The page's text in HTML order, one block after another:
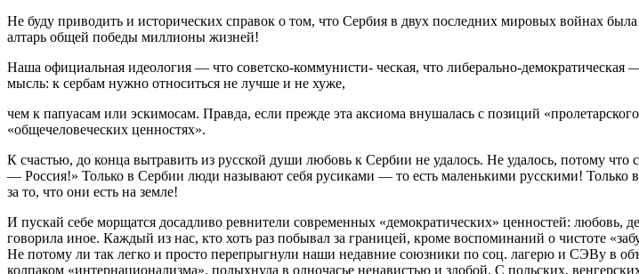
Не буду приводить и исторических справок о том, что Сербия в двух последних мировых войнах
алтарь общей победы миллионы жизней!
Наша официальная идеология — что советско-коммунисти- ческая, что либерально-
мысль: к сербам нужно относиться не лучше и не хуже,
чем к папуасам или эскимосам. Правда, если прежде эта аксиома внушалась с позиций
«общечеловеческих ценностях».
К счастью, до конца вытравить из русской души любовь к Сербии не удалось. Не удалось, потому
— Россия!» Только в Сербии люди называют себя русиками — то есть маленькими русскими! Только
за то, что они есть на земле!
И пускай себе морщатся досадливо ревнители современных «демократических» ценностей: любовь,
говорила иное. Каждый из нас, кто хоть раз побывал за границей, кроме воспоминаний о чистоте
Не потому ли так легко и просто перепрыгнули наши недавние союзники по соц. лагерю и СЭВу в
колпаком «интернационализма», полыхнула в одночасье ненавистью и злобой. С польских,